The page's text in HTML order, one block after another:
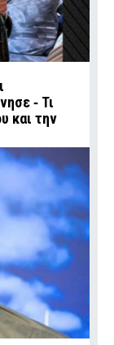
‑ Τι
και την